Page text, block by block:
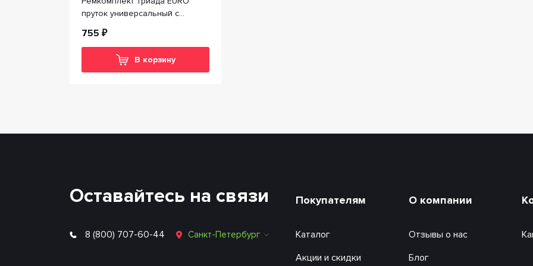
пруток универсальный с
755 ₽
В корзину
Оставайтесь на связи
8 (800) 707-60-44 Санкт-Петербург
Покупателям
Каталог
Акции и скидки
О компании
Отзывы о нас
Блог